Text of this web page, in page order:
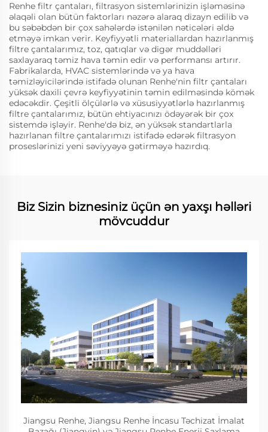
Renhe filtr çantaları, filtrasyon sistemlərinizin işləməsinə
əlaqəli olan bütün faktorları nəzərə alaraq dizayn edilib və
bu səbəbdən bir çox sahələrdə istənilən nəticələri əldə
etməyə imkan verir. Keyfiyyətli materiallardan hazırlanmış
filtre çantalarımız, toz, qatıqlar və digər muddəlləri
saxlayaraq təmiz hava təmin edir və performansı artırır.
Fabrikalarda, HVAC sistemlərində və ya hava
təmizləyicilərində istifadə olunan Renhe'nin filtr çantaları
yüksək daxili çevrə keyfiyyətinin təmin edilməsində kömək
edəcəkdir. Çeşitli ölçülərlə və xüsusiyyətlərlə hazırlanmış
filtre çantalarımız, bütün ehtiyacınızı ödəyərək bir çox
sistemdə işləyir. Renhe'də biz, ən yüksək standartlarla
hazırlanan filtre çantalarımızı istifadə edərək filtrasyon
proseslərinizi yeni səviyyəyə gətirməyə hazırdıq.
Biz Sizin biznesiniz üçün ən yaxşı həlləri
mövcuddur
Jiangsu Renhe, Jiangsu Renhe İncasu Təchizat İmalat